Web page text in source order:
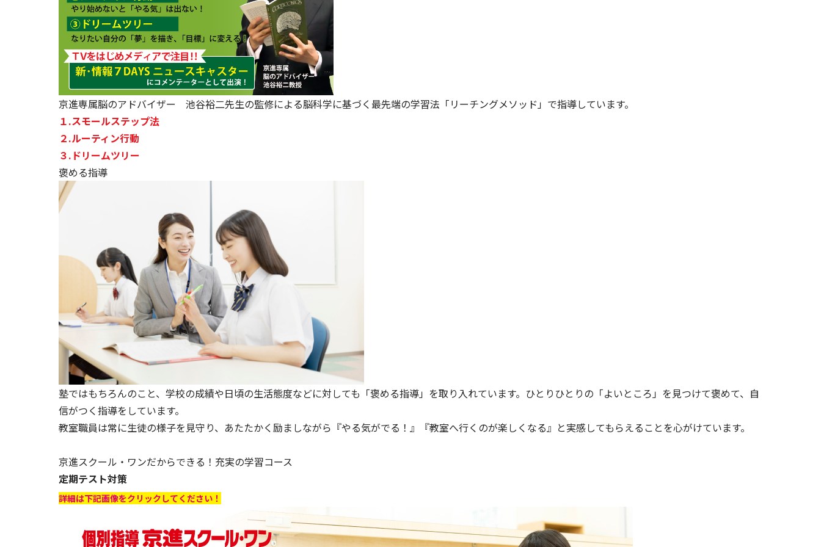
京進専属脳のアドバイザー 池谷裕二先生の監修による脳科学に基づく最先端の学習法「リーチングメソッド」で指導しています。
１.スモールステップ法
２.ルーティン行動
３. ドリームツリー
褒める指導
塾ではもちろんのこと、学校の成績や日頃の生活態度などに対しても「褒める指導」を取り入れています。ひとりひとりの「よいところ」を見つけて褒めて、自
信がつく指導をしています。
教室職員は常に生徒の様子を見守り、あたたかく励ましながら『やる気がでる！』『教室へ行くのが楽しくなる』と実感してもらえることを心がけています。
京進スクール・ワンだからできる！充実の学習コース
定期テスト対策
詳細は下記画像をクリックしてください！